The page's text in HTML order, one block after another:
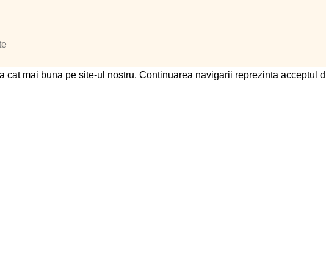
cat mai buna pe site-ul nostru. Continuarea navigarii reprezinta acceptul